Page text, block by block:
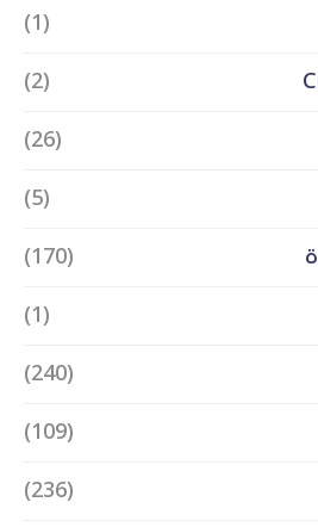
(1)
(2)
(26)
(5)
(170)
(1)
(240)
(109)
(236)